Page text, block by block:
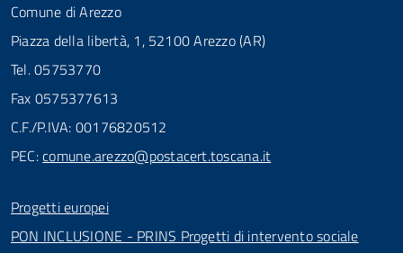
Comune di Arezzo
Piazza della libertà, 1, 52100 Arezzo (AR)
Tel. 05753770
Fax 0575377613
C.F./P.IVA: 00176820512
PEC:comune.arezzo@postacert.toscana.it
Progetti europei
PON INCLUSIONE - PRINS Progetti di intervento sociale